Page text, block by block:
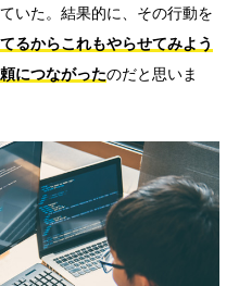
いた。結果的に、その行動を
るからこれもやらせてみよう
につながったのだと思いま